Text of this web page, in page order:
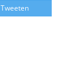
Tweeten